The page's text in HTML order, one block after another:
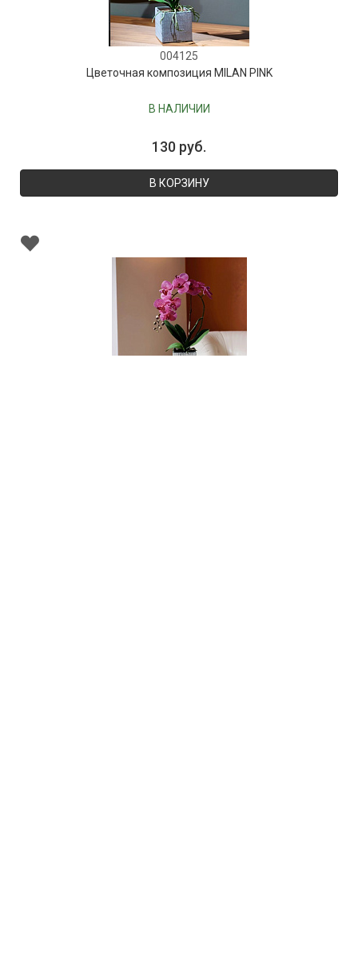
004125
Цветочная композиция MILAN PINK
В НАЛИЧИИ
130 руб.
В КОРЗИНУ